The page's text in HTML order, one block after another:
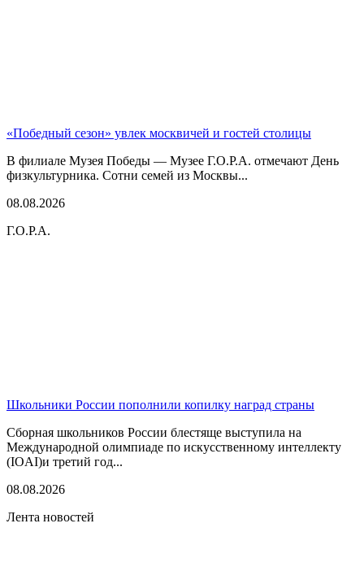
«Победный сезон» увлек москвичей и гостей столицы
В филиале Музея Победы — Музее Г.О.Р.А. отмечают День
физкультурника. Сотни семей из Москвы...
08.08.2026
Г.О.Р.А.
Школьники России пополнили копилку наград страны
Сборная школьников России блестяще выступила на
Международной олимпиаде по искусственному интеллекту
(IOAI)и третий год...
08.08.2026
Лента новостей